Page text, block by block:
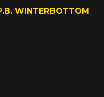
WINTERBOTTOM